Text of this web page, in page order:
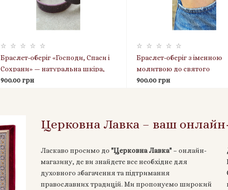
Браслет-оберіг «Господи, Спаси і
Сохрани» — натуральна шкіра,
освячений
900.00 грн
Браслет-оберіг з іменною
молитвою до святого
покровителя — чоловічий,
900.00 грн
Церковна Лавка – ваш
Ласкаво просимо до "Церковна Лавка"– онлайн-
магазину, де ви знайдете все необхідне для
духовного збагачення та підтримання
православних традицій. Ми пропонуємо широкий